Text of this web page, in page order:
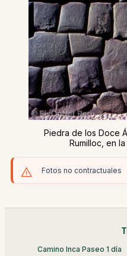
Piedra de los Doce
Rumilloc, en
Fotos no contractuales
Camino Inca Paseo 1 día